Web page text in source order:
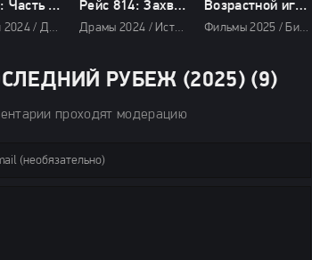
Салаар: Часть 1 - Примирение (2024)
Боевики 2024 / Драмы 2024 / Триллеры 2024 / Зарубежные фильмы 2024 / Новинки кино 2024 / Последние фильмы 2024 / Фильмы 2024 / Популярные фильмы / Смотреть фильмы онлайн
Рейс 814: Захват Кандагара (2024)
Драмы 2024 / Исторические фильмы 2024 / Триллеры 2024 / Сериалы 2024 / Новинки сериалов 2024 / Фильмы 2024 / Смотреть фильмы онлайн
Возрастной игрок (2025)
Фильмы 2025 / Биографические фильмы 2025 / Драмы 2025 / Зарубежные фильмы 2025 / Фильмы осени 2025 / Новинки кино 2025 / Последние фильмы 2025 / Смотреть фильмы онлайн
РУБЕЖ (2025) (9)
проходят модерацию